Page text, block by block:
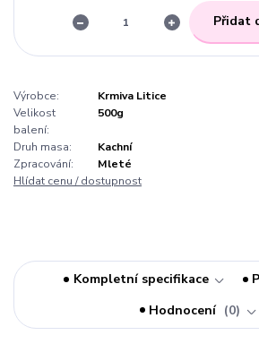
Přidat
Výrobce:
Krmiva Litice
Velikost
balení:
500g
Druh masa:
Kachní
Zpracování:
Mleté
Hlídat cenu / dostupnost
Kompletní specifikace
Hodnocení
0